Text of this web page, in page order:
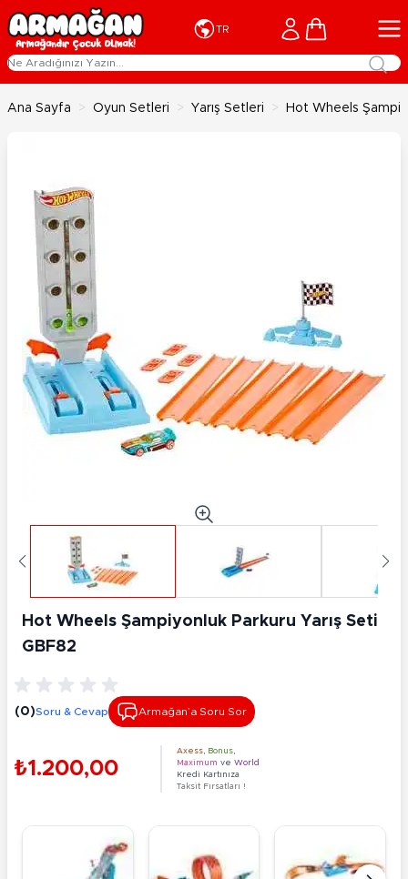
İçeriğe geç
TR Cart
Ana Sayfa > Oyun Setleri > Yarış Setleri > Hot Wheels
Hot Wheels Şampiyonluk Parkuru Yarış Seti
GBF82
(0)Soru & Cevap Armağan’a Soru Sor
₺1.200,00
Axess Bonus
Maximum ve World
Kredi Kartınıza
Taksit Fırsatları !